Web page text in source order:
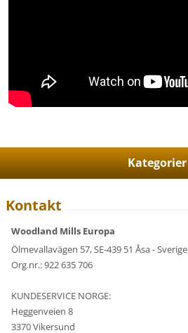
Kategorier
Kontakt
Woodland Mills Europa
Ölmevallavägen 57, SE-439 51 Åsa - Sverige
Org.nr.: 922 635 706
KUNDESERVICE NORGE:
Heggenveien 8
3370 Vikersund